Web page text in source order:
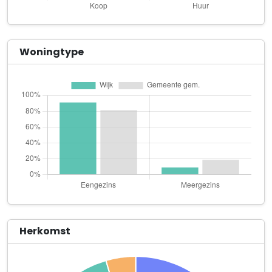
Depa Bouw & Ontwikkeling B.V.
DX2 show creations
Watersnip 39
Ezra Oerlemans Beheer B.V.
Raadhuisstraat 21
Fruitteeltbedrijf M.S.L. Zijlmans
Glasnost B.V.
Spoorstraat 13
Hooijmaijers
Woningtype
Herkomst